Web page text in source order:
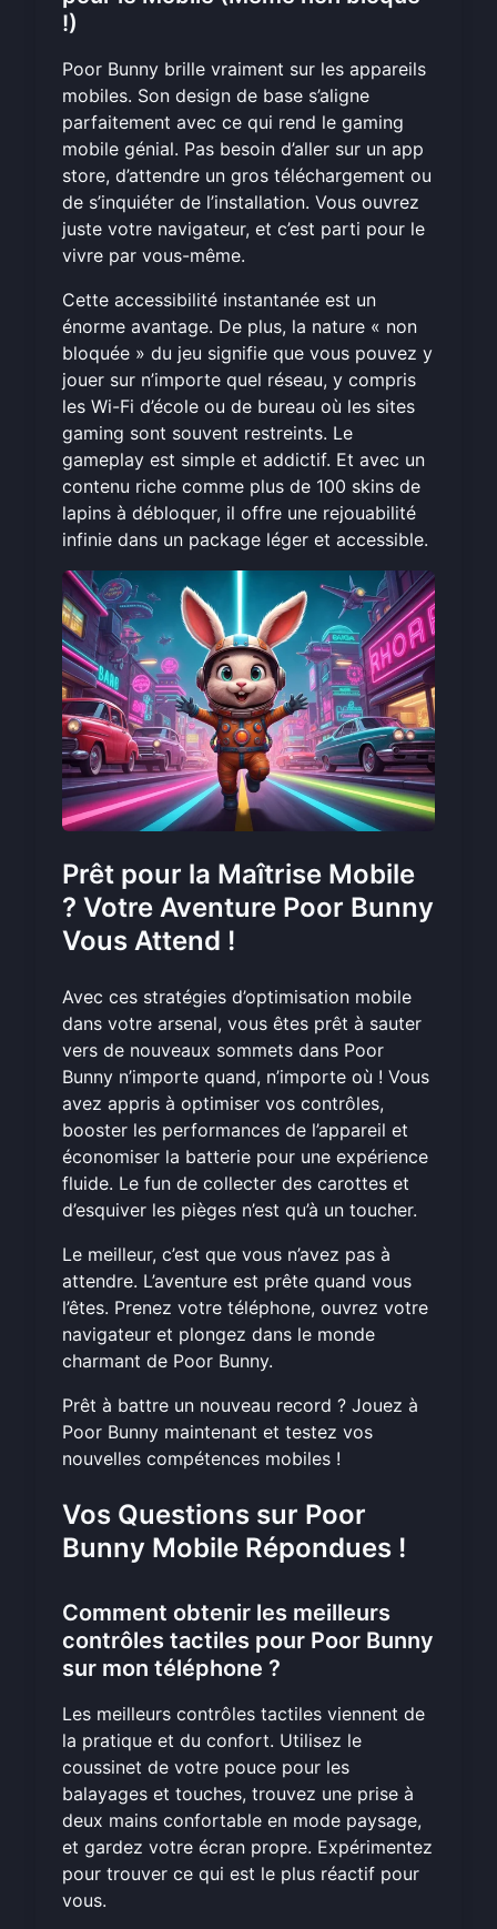
!)
Poor Bunny brille vraiment sur les appareils
mobiles. Son design de base s’aligne
parfaitement avec ce qui rend le gaming
mobile génial. Pas besoin d’aller sur un app
store, d’attendre un gros téléchargement ou
de s’inquiéter de l’installation. Vous ouvrez
juste votre navigateur, et c’est parti pour le
vivre par vous-même.
Cette accessibilité instantanée est un
énorme avantage. De plus, la nature « non
bloquée » du jeu signifie que vous pouvez y
jouer sur n’importe quel réseau, y compris
les Wi-Fi d’école ou de bureau où les sites
gaming sont souvent restreints. Le
gameplay est simple et addictif. Et avec un
contenu riche comme plus de 100 skins de
lapins à débloquer, il offre une rejouabilité
infinie dans un package léger et accessible.
Prêt pour la Maîtrise Mobile
? Votre Aventure Poor Bunny
Vous Attend !
Avec ces stratégies d’optimisation mobile
dans votre arsenal, vous êtes prêt à sauter
vers de nouveaux sommets dans Poor
Bunny n’importe quand, n’importe où ! Vous
avez appris à optimiser vos contrôles,
booster les performances de l’appareil et
économiser la batterie pour une expérience
fluide. Le fun de collecter des carottes et
d’esquiver les pièges n’est qu’à un toucher.
Le meilleur, c’est que vous n’avez pas à
attendre. L’aventure est prête quand vous
l’êtes. Prenez votre téléphone, ouvrez votre
navigateur et plongez dans le monde
charmant de Poor Bunny.
Prêt à battre un nouveau record ? Jouez à
Poor Bunny maintenant et testez vos
nouvelles compétences mobiles !
Vos Questions sur Poor
Bunny Mobile Répondues !
Comment obtenir les meilleurs
contrôles tactiles pour Poor Bunny
sur mon téléphone ?
Les meilleurs contrôles tactiles viennent de
la pratique et du confort. Utilisez le
coussinet de votre pouce pour les
balayages et touches, trouvez une prise à
deux mains confortable en mode paysage,
et gardez votre écran propre. Expérimentez
pour trouver ce qui est le plus réactif pour
vous.